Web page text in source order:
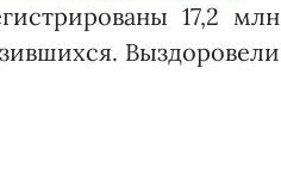
17,2 млн
Выздоровели